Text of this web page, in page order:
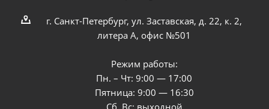
г. Санкт-Петербург, ул. Заставская, д. 22, к. 2,
литера А, офис №501
Режим работы:
Пн. – Чт: 9:00 — 17:00
Пятница: 9:00 — 16:30
Сб, Вс: выходной